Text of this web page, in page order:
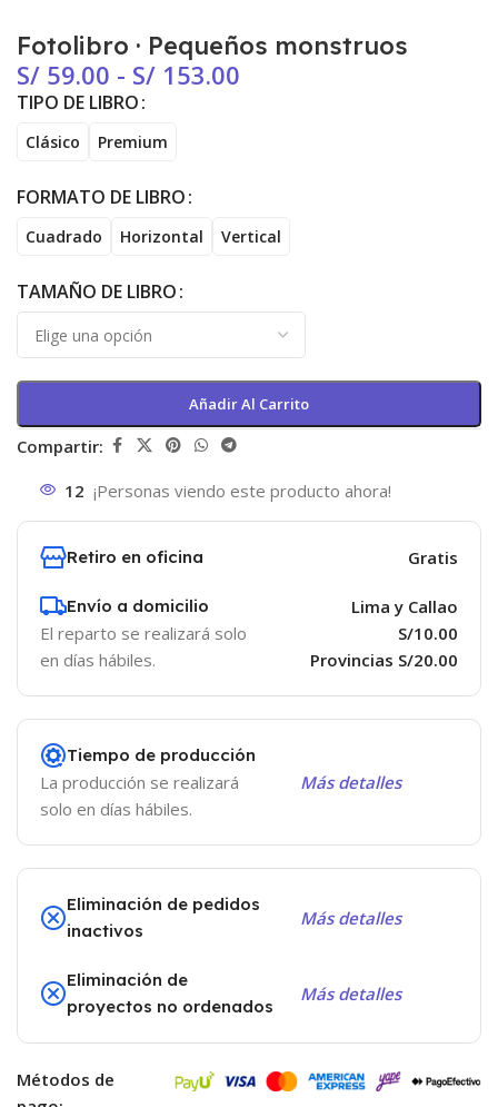
Fotolibro · Pequeños monstruos
S/ 59.00 - S/ 153.00
TIPO DE LIBRO
Clásico Premium
FORMATO DE LIBRO
Cuadrado Horizontal Vertical
TAMAÑO DE LIBRO
Añadir Al Carrito
Compartir:
12 ¡Personas viendo este producto ahora!
Retiro en oficina Gratis
Envío a domicilio
El reparto se realizará solo
en días hábiles.
Lima y Callao
S/10.00
Provincias S/20.00
Tiempo de producción
La producción se realizará
solo en días hábiles.
Más detalles
Eliminación de pedidos
inactivos
Más detalles
Eliminación de
proyectos no ordenados
Más detalles
Métodos de